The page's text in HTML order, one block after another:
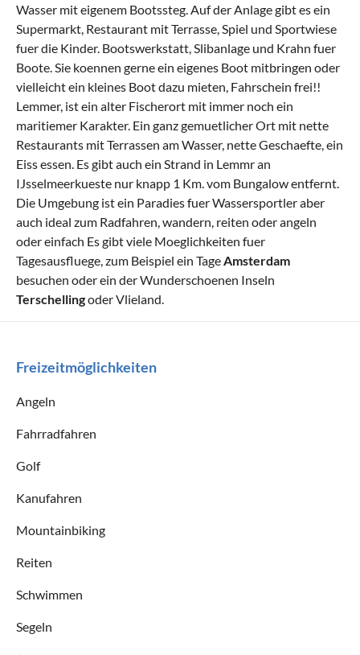
Wasser mit eigenem Bootssteg. Auf der Anlage gibt es ein
Supermarkt, Restaurant mit Terrasse, Spiel und Sportwiese
fuer die Kinder. Bootswerkstatt, Slibanlage und Krahn fuer
Boote. Sie koennen gerne ein eigenes Boot mitbringen oder
vielleicht ein kleines Boot dazu mieten, Fahrschein frei!!
Lemmer, ist ein alter Fischerort mit immer noch ein
maritiemer Karakter. Ein ganz gemuetlicher Ort mit nette
Restaurants mit Terrassen am Wasser, nette Geschaefte, ein
Eiss essen. Es gibt auch ein Strand in Lemmr an
IJsselmeerkueste nur knapp 1 Km. vom Bungalow entfernt.
Die Umgebung ist ein Paradies fuer Wassersportler aber
auch ideal zum Radfahren, wandern, reiten oder angeln
oder einfach Es gibt viele Moeglichkeiten fuer
Tagesausfluege, zum Beispiel ein Tage Amsterdam
besuchen oder ein der Wunderschoenen Inseln
Terschellingoder Vlieland.
Freizeitmöglichkeiten
Angeln
Fahrradfahren
Golf
Kanufahren
Mountainbiking
Reiten
Schwimmen
Segeln